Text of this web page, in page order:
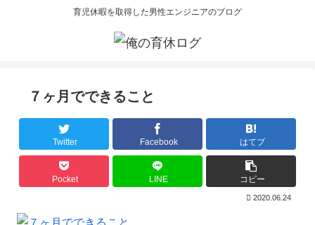
育児休暇を取得した男性エンジニアのブログ
７ヶ月でできること
Twitter Facebook はてブ
Pocket LINE コピー
2020.06.24